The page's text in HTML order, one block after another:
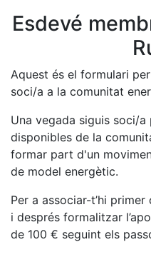
Esdevé
Aquest és el formulari
soci/a a la comunitat
Una vegada siguis soci/
disponibles de la
formar part d'un
de model energètic.
Per a associar-t’hi
i després formalitzar
de 100 € seguint els